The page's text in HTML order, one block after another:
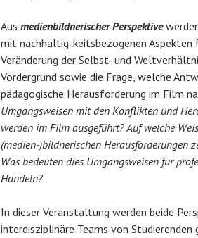
Aus medienbildnerischer Perspektive
mit nachhaltig-keitsbezogenen Aspekten
Veränderung der Selbst- und
Vordergrund sowie die Frage, welche
pädagogische Herausforderung im Film
Umgangsweisen mit den Konflikten und
werden im Film ausgeführt? Auf welche
(medien-)bildnerischen Herausforderungen
Was bedeuten dies Umgangsweisen für
Handeln?
In dieser Veranstaltung werden beide
interdisziplinäre Teams von